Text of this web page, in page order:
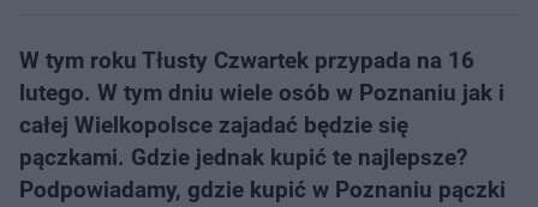
W tym roku Tłusty Czwartek przypada na 16
lutego. W tym dniu wiele osób w Poznaniu jak i
całej Wielkopolsce zajadać będzie się
pączkami. Gdzie jednak kupić te najlepsze?
Podpowiadamy, gdzie kupić w Poznaniu pączki